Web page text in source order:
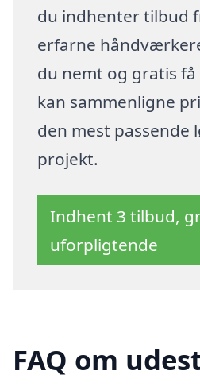
du indhenter tilbud
erfarne
du nemt og gratis
kan sammenligne
den mest passende
projekt.
Indhent 3 tilbud,
uforpligtende
FAQ om